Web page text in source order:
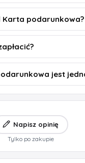
podarunkowa?
jest
Napisz opinię
Tylko po zakupie